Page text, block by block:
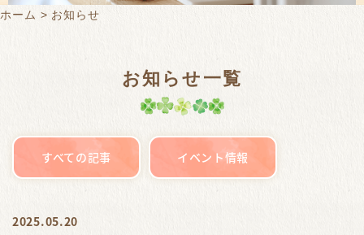
ホーム お知らせ
お知らせ一覧
すべての記事 イベント情報
2025.05.20